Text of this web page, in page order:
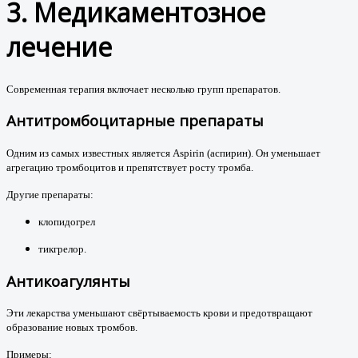
3. Медикаментозное
лечение
Современная терапия включает несколько групп препаратов.
Антитромбоцитарные препараты
Одним из самых известных является Aspirin (аспирин) Он уменьшает
агрегацию тромбоцитов и препятствует росту тромба.
Другие препараты:
клопидогрел
тикгрелор.
Антикоагулянты
Эти лекарства уменьшают свёртываемость крови и предотвращают
образование новых тромбов.
Примеры: